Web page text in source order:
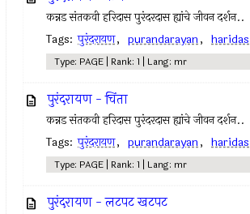
कन्नड संतकवी हरिदास पुरंदरदास ह्यांचे जीवन दर्शन..
Tags: पुरंदरायण, purandarayan, haridas
Type: PAGE | Rank: 1 | Lang: mr
पुरंदरायण - चिंता
कन्नड संतकवी हरिदास पुरंदरदास ह्यांचे जीवन दर्शन..
Tags: पुरंदरायण, purandarayan, haridas
Type: PAGE | Rank: 1 | Lang: mr
पुरंदरायण - लटपट खटपट